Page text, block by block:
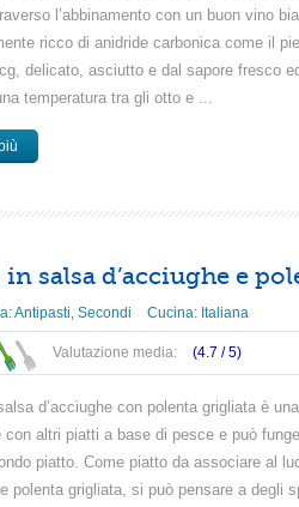
l’abbinamento con un buon vino
ricco di anidride carbonica come il
delicato, asciutto e dal sapore fresco
temperatura tra gli otto e ...
salsa d’acciughe e
Antipasti, Secondi Cucina: Italiana
Valutazione media: (4.7 /5)
d’acciughe con polenta grigliata è
con altri piatti a base di pesce e può
piatto. Come piatto da associare al
polenta grigliata, si può pensare a degli